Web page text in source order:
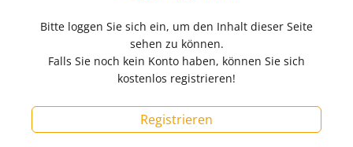
Bitte loggen Sie sich ein, um den Inhalt dieser Seite
sehen zu können.
Falls Sie noch kein Konto haben, können Sie sich
kostenlos registrieren!
Registrieren